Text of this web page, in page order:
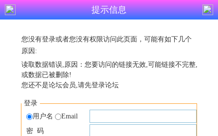
提示信息
您没有登录或者您没有权限访问此页面，可能有如下几个
原因:
读取数据错误,原因：您要访问的链接无效,可能链接不完整,
或数据已被删除!
您还不是论坛会员,请先登录论坛
登录
用户名
Email
密 码